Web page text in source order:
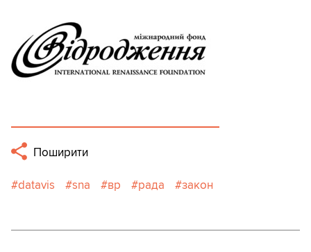
Поширити
datavis sna вр рада закон